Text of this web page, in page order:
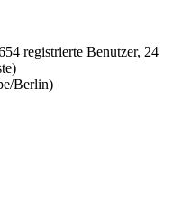
registrierte Benutzer, 24
Berlin)